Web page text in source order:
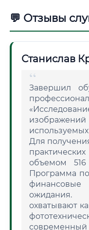
💬 Отзывы
Станислав
Завершил
изображений
Для
объемом
Программа
охватывают